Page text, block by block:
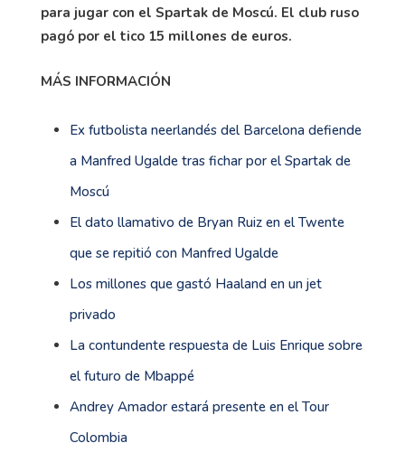
para jugar con el Spartak de Moscú. El club ruso
pagó por el tico 15 millones de euros.
MÁS INFORMACIÓN
Ex futbolista neerlandés del Barcelona defiende
a Manfred Ugalde tras fichar por el Spartak de
Moscú
El dato llamativo de Bryan Ruiz en el Twente
que se repitió con Manfred Ugalde
Los millones que gastó Haaland en un jet
privado
La contundente respuesta de Luis Enrique sobre
el futuro de Mbappé
Andrey Amador estará presente en el Tour
Colombia